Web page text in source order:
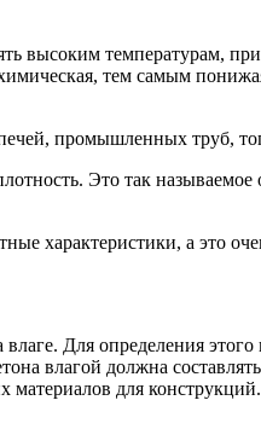
высоким температурам,
тем самым
промышленных труб,
Это так
характеристики, а это
влаге. Для определения
влагой должна
материалов для